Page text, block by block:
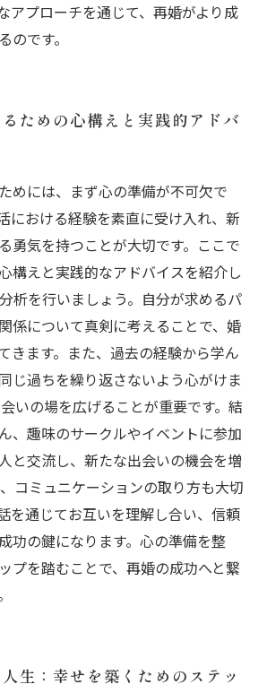
アプローチを通じて、再婚がより成
のです。
ための心構えと実践的アドバ
めには、まず心の準備が不可欠で
における経験を素直に受け入れ、新
勇気を持つことが大切です。ここで
構えと実践的なアドバイスを紹介し
析を行いましょう。自分が求めるパ
係について真剣に考えることで、婚
きます。また、過去の経験から学ん
じ過ちを繰り返さないよう心がけま
いの場を広げることが重要です。結
、趣味のサークルやイベントに参加
と交流し、新たな出会いの機会を増
コミュニケーションの取り方も大切
を通じてお互いを理解し合い、信頼
功の鍵になります。心の準備を整
プを踏むことで、再婚の成功へと繋
生：幸せを築くためのステッ